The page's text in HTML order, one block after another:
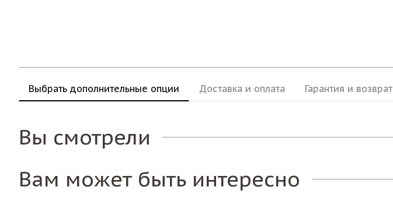
Выбрать дополнительные опции Доставка и оплата Гарантия и возврат
Вы смотрели
Вам может быть интересно